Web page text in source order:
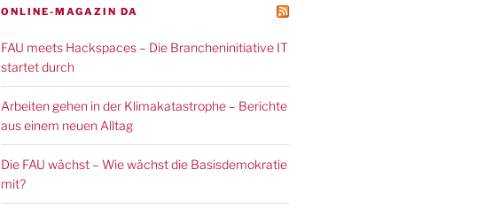
ONLINE-MAGAZIN DA
FAU meets Hackspaces – Die Brancheninitiative IT
startet durch
Arbeiten gehen in der Klimakatastrophe – Berichte
aus einem neuen Alltag
Die FAU wächst – Wie wächst die Basisdemokratie
mit?